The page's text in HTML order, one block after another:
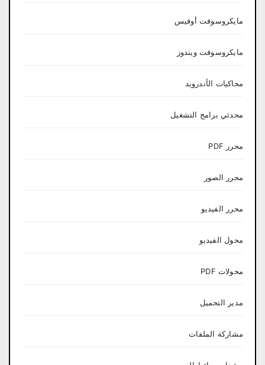
مايكروسوفت أوفيس
مايكروسوفت ويندوز
محاكيات الأندرويد
محدثي برامج التشغيل
محرر PDF
محرر الصور
محرر الفيديو
محول الفيديو
محولات PDF
مدير التحميل
مشاركة الملفات